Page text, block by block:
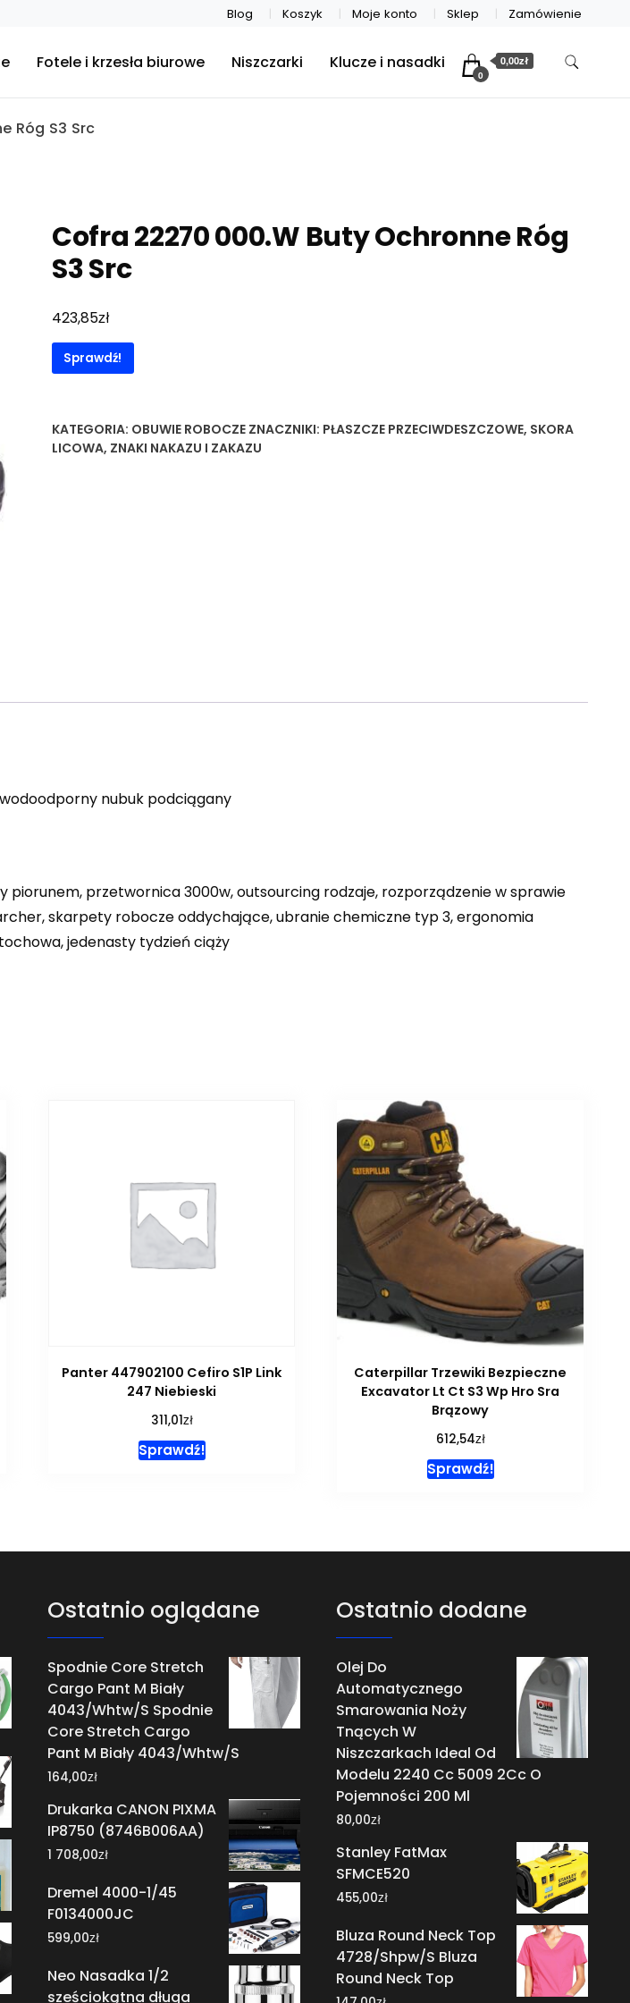
Blog Koszyk Moje konto Sklep Zamówienie
Fotele i krzesła biurowe Niszczarki Klucze i nasadki
0
0,00zł
Róg S3 Src
Cofra 22270 000.W Buty Ochronne Róg
S3 Src
423,85zł
Sprawdź!
KATEGORIA: OBUWIE ROBOCZE ZNACZNIKI: PŁASZCZE PRZECIWDESZCZOWE, SKORA
LICOWA, ZNAKI NAKAZU I ZAKAZU
wodoodporny nubuk podciągany
przetwornica 3000w, outsourcing rodzaje, rozporządzenie w sprawie
skarpety robocze oddychające, ubranie chemiczne typ 3, ergonomia
jedenasty tydzień ciąży
Panter 447902100 Cefiro S1P Link
247 Niebieski
311,01zł
Sprawdź!
Caterpillar Trzewiki Bezpieczne
Excavator Lt Ct S3 Wp Hro Sra
Brązowy
612,54zł
Sprawdź!
Ostatnio oglądane
Spodnie Core Stretch
Cargo Pant M Biały
4043/Whtw/S Spodnie
Core Stretch Cargo
Pant M Biały 4043/Whtw/S
164,00zł
Drukarka CANON PIXMA
IP8750 (8746B006AA)
1 708,00zł
Dremel 4000-1/45
F0134000JC
599,00zł
Neo Nasadka 1/2
sześciokątna długa
Ostatnio dodane
Olej Do
Automatycznego
Smarowania Noży
Tnących W
Niszczarkach Ideal Od
Modelu 2240 Cc 5009 2Cc O
Pojemności 200 Ml
80,00zł
Stanley FatMax
SFMCE520
455,00zł
Bluza Round Neck Top
4728/Shpw/S Bluza
Round Neck Top